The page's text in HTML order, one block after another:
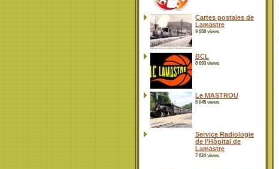
Cartes postales de
Lamastre
9 658 views
BCL
8 693 views
Le MASTROU
8 045 views
Service Radiologie
de l’Hôpital de
Lamastre
7 824 views